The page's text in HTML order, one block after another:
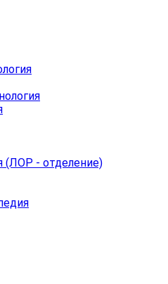
(ЛОР - отделение)